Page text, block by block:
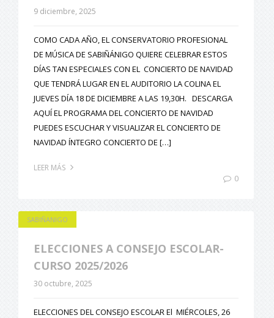
9 diciembre, 2025
COMO CADA AÑO, EL CONSERVATORIO PROFESIONAL
DE MÚSICA DE SABIÑÁNIGO QUIERE CELEBRAR ESTOS
DÍAS TAN ESPECIALES CON EL CONCIERTO DE NAVIDAD
QUE TENDRÁ LUGAR EN EL AUDITORIO LA COLINA EL
JUEVES DÍA 18 DE DICIEMBRE A LAS 19,30H. DESCARGA
AQUÍ EL PROGRAMA DEL CONCIERTO DE NAVIDAD
PUEDES ESCUCHAR Y VISUALIZAR EL CONCIERTO DE
NAVIDAD ÍNTEGRO CONCIERTO DE […]
LEER MÁS
0
SABIÑANIGO
ELECCIONES A CONSEJO ESCOLAR-
CURSO 2025/2026
30 octubre, 2025
ELECCIONES DEL CONSEJO ESCOLAR El MIÉRCOLES, 26